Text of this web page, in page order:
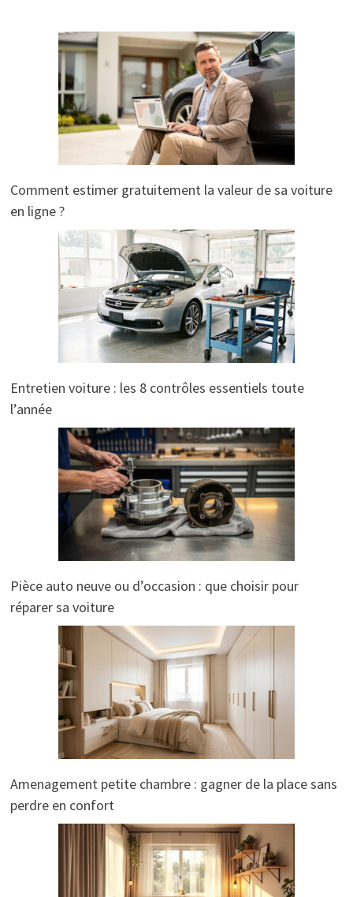
Comment estimer gratuitement la valeur de sa voiture
en ligne ?
Entretien voiture : les 8 contrôles essentiels toute
l’année
Pièce auto neuve ou d’occasion : que choisir pour
réparer sa voiture
Amenagement petite chambre : gagner de la place sans
perdre en confort